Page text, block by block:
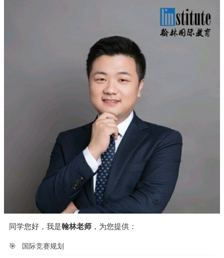
同学您好，我是翰林老师 ，为您提供：
🎯 国际竞赛规划